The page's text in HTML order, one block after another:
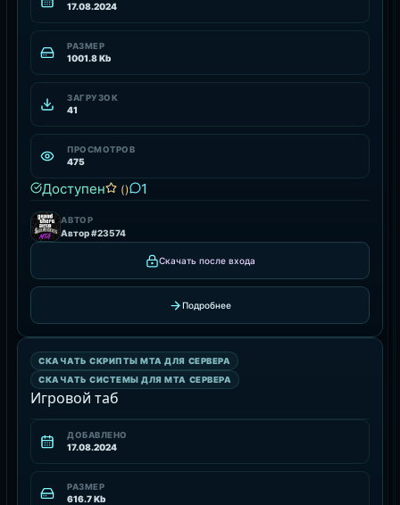
17.08.2024
РАЗМЕР
1001.8 Kb
ЗАГРУЗОК
41
ПРОСМОТРОВ
475
Доступен () 1
АВТОР
Автор #23574
Скачать после входа
Подробнее
РЕСУРС
СКАЧАТЬ СИСТЕМЫ ДЛЯ MTA СЕРВЕРА
СКАЧАТЬ СКРИПТЫ MTA ДЛЯ СЕРВЕРА
СКАЧАТЬ СИСТЕМЫ ДЛЯ MTA СЕРВЕРА
Игровой таб
ДОБАВЛЕНО
17.08.2024
РАЗМЕР
616.7 Kb